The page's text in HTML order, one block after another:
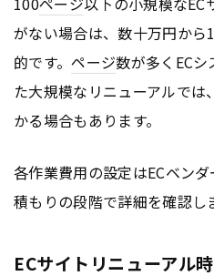
がない場合は、数十万円か
的です。ページ数が多くEC
た大規模なリニューアルで
かる場合もあります。
各作業費用の設定はECベン
積もりの段階で詳細を確認し
ECサイトリニューアル